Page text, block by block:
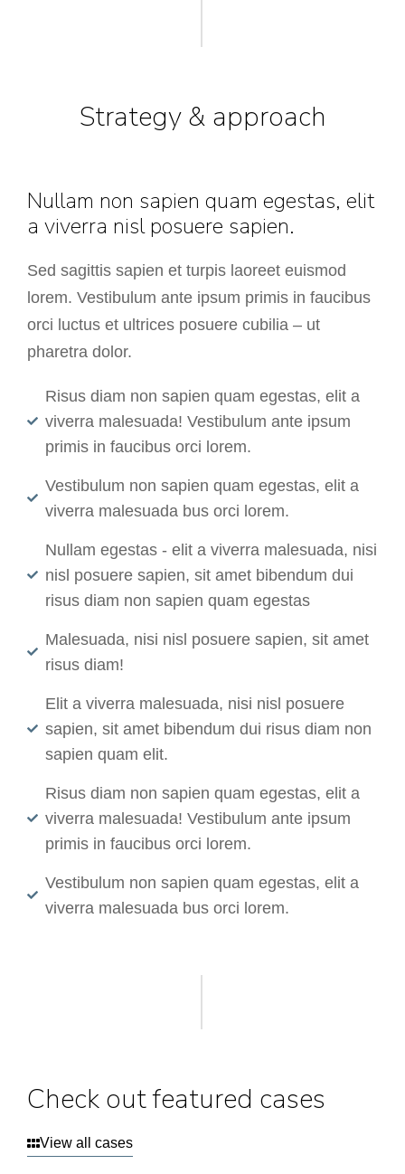
Strategy & approach
Nullam non sapien quam egestas, elit
a viverra nisl posuere sapien.
Sed sagittis sapien et turpis laoreet euismod
lorem. Vestibulum ante ipsum primis in faucibus
orci luctus et ultrices posuere cubilia – ut
pharetra dolor.
Risus diam non sapien quam egestas, elit a
viverra malesuada! Vestibulum ante ipsum
primis in faucibus orci lorem.
Vestibulum non sapien quam egestas, elit a
viverra malesuada bus orci lorem.
Nullam egestas - elit a viverra malesuada, nisi
nisl posuere sapien, sit amet bibendum dui
risus diam non sapien quam egestas
Malesuada, nisi nisl posuere sapien, sit amet
risus diam!
Elit a viverra malesuada, nisi nisl posuere
sapien, sit amet bibendum dui risus diam non
sapien quam elit.
Risus diam non sapien quam egestas, elit a
viverra malesuada! Vestibulum ante ipsum
primis in faucibus orci lorem.
Vestibulum non sapien quam egestas, elit a
viverra malesuada bus orci lorem.
Check out featured cases
View all cases